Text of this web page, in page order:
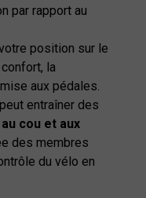
par rapport au
position sur le
la
aux pédales.
entraîner des
cou et aux
des membres
du vélo en